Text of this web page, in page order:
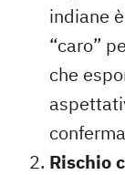
indiane
“caro”
che
Rischio